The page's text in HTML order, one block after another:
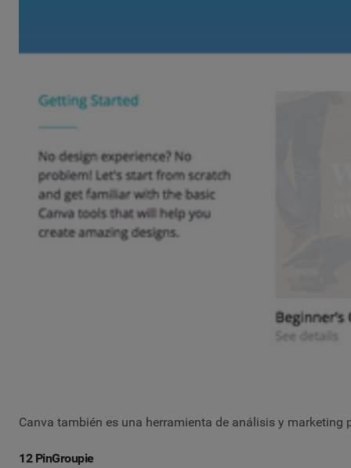
Canva también es una herramienta de análisis y marketing
12 PinGroupie